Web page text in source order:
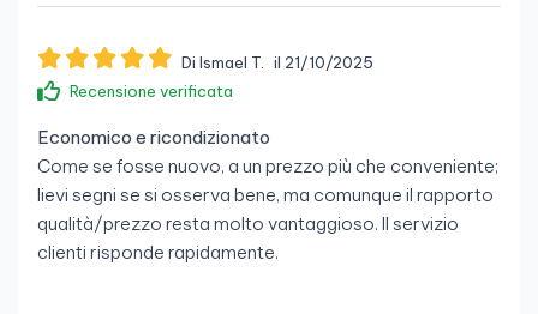
Di Ismael T.
il 21/10/2025
Recensione verificata
Economico e ricondizionato
Come se fosse nuovo, a un prezzo più che conveniente;
lievi segni se si osserva bene, ma comunque il rapporto
qualità/prezzo resta molto vantaggioso. Il servizio
clienti risponde rapidamente.